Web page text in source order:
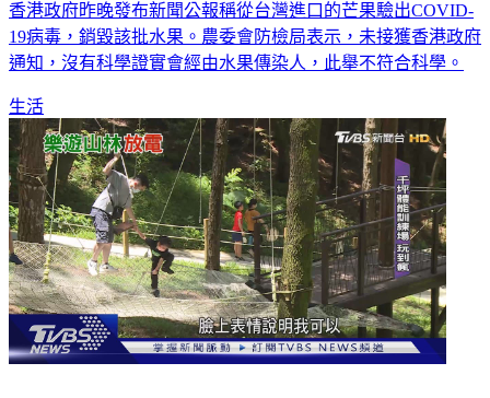
香港政府昨晚發布新聞公報稱從台灣進口的芒果驗出COVID-
19病毒，銷毀該批水果。農委會防檢局表示，未接獲香港政府
通知，沒有科學證實會經由水果傳染人，此舉不符合科學。
生活